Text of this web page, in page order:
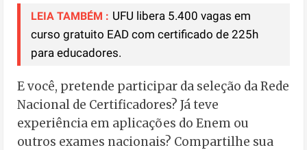
LEIA TAMBÉM : UFU libera 5.400 vagas em
curso gratuito EAD com certificado de 225h
para educadores.
E você, pretende participar da seleção da Rede
Nacional de Certificadores? Já teve
experiência em aplicações do Enem ou
outros exames nacionais? Compartilhe sua